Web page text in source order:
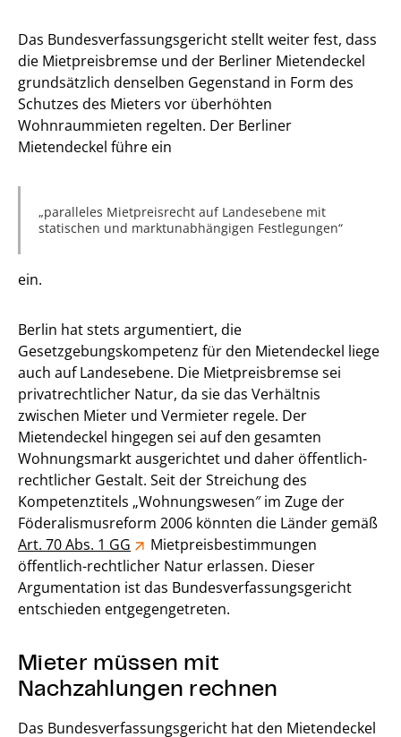
Das Bundesverfassungsgericht stellt weiter fest, dass
die Mietpreisbremse und der Berliner Mietendeckel
grundsätzlich denselben Gegenstand in Form des
Schutzes des Mieters vor überhöhten
Wohnraummieten regelten. Der Berliner
Mietendeckel führe ein
paralleles Mietpreisrecht auf Landesebene mit
statischen und marktunabhängigen Festlegungen
ein.
Berlin hat stets argumentiert, die
Gesetzgebungskompetenz für den Mietendeckel liege
auch auf Landesebene. Die Mietpreisbremse sei
privatrechtlicher Natur, da sie das Verhältnis
zwischen Mieter und Vermieter regele. Der
Mietendeckel hingegen sei auf den gesamten
Wohnungsmarkt ausgerichtet und daher öffentlich-
rechtlicher Gestalt. Seit der Streichung des
Kompetenztitels „Wohnungswesen″ im Zuge der
Föderalismusreform 2006 könnten die Länder gemäß
Art. 70 Abs. 1 GG
Mietpreisbestimmungen
öffentlich-rechtlicher Natur erlassen. Dieser
Argumentation ist das Bundesverfassungsgericht
entschieden entgegengetreten.
Mieter müssen mit
Nachzahlungen rechnen
Das Bundesverfassungsgericht hat den Mietendeckel